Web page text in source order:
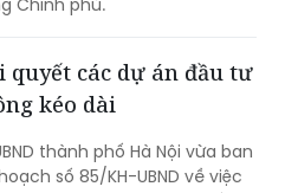
các dự án đầu tư
thành phố Hà Nội vừa ban
số 85/KH-UBND về việc
các biện pháp phòng, chống
2025 và các năm tiếp